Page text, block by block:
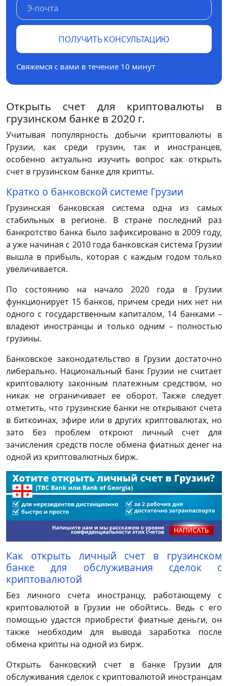
ПОЛУЧИТЬ КОНСУЛЬТАЦИЮ
Свяжемся с вами в течение 10 минут
Открыть счет для криптовалюты в
грузинском банке в 2020 г.
Учитывая популярность добычи криптовалюты в
Грузии, как среди грузин, так и иностранцев,
особенно актуально изучить вопрос как открыть
счет в грузинском банке для крипты.
Кратко о банковской системе Грузии
Грузинская банковская система одна из самых
стабильных в регионе. В стране последний раз
банкротство банка было зафиксировано в 2009 году,
а уже начиная с 2010 года банковская система Грузии
вышла в прибыль, которая с каждым годом только
увеличивается.
По состоянию на начало 2020 года в Грузии
функционирует 15 банков, причем среди них нет ни
одного с государственным капиталом, 14 банками –
владеют иностранцы и только одним – полностью
грузины.
Банковское законодательство в Грузии достаточно
либерально. Национальный банк Грузии не считает
криптовалюту законным платежным средством, но
никак не ограничивает ее оборот. Также следует
отметить, что грузинские банки не открывают счета
в биткоинах, эфире или в других криптовалютах, но
зато без проблем откроют личный счет для
зачисления средств после обмена фиатных денег на
одной из криптовалютных бирж.
Как открыть личный счет в грузинском
банке для обслуживания сделок с
криптовалютой
Без личного счета иностранцу, работающему с
криптовалютой в Грузии не обойтись. Ведь с его
помощью удастся приобрести фиатные деньги, он
также необходим для вывода заработка после
обмена крипты на одной из бирж.
Открыть банковский счет в банке Грузии для
обслуживания сделок с криптовалютой иностранцам